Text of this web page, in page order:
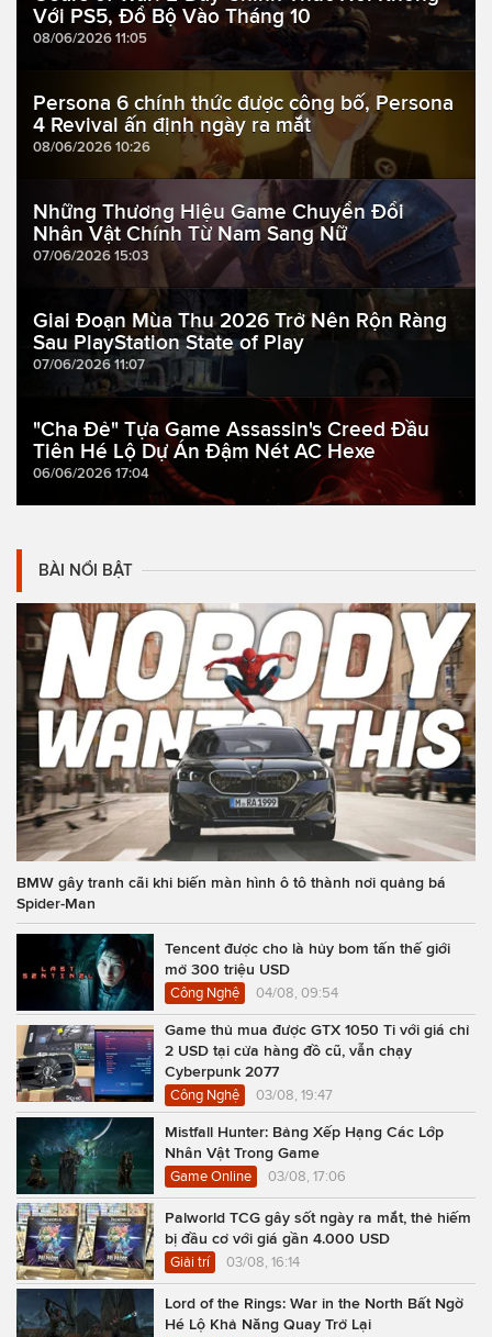
Với PS5, Đổ Bộ Vào Tháng 10
08/06/2026 11:05
Persona 6 chính thức được công bố, Persona
4 Revival ấn định ngày ra mắt
08/06/2026 10:26
Những Thương Hiệu Game Chuyển Đổi
Nhân Vật Chính Từ Nam Sang Nữ
07/06/2026 15:03
Giai Đoạn Mùa Thu 2026 Trở Nên Rộn Ràng
Sau PlayStation State of Play
07/06/2026 11:07
"Cha Đẻ" Tựa Game Assassin's Creed Đầu
Tiên Hé Lộ Dự Án Đậm Nét AC Hexe
06/06/2026 17:04
BÀI NỔI BẬT
BMW gây tranh cãi khi biến màn hình ô tô thành nơi quảng bá
Spider-Man
Tencent được cho là hủy bom tấn thế giới
mở 300 triệu USD
Công Nghệ 04/08, 09:54
Game thủ mua được GTX 1050 Ti với giá chỉ
2 USD tại cửa hàng đồ cũ, vẫn chạy
Cyberpunk 2077
Công Nghệ 03/08, 19:47
Mistfall Hunter: Bảng Xếp Hạng Các Lớp
Nhân Vật Trong Game
Game Online 03/08, 17:06
Palworld TCG gây sốt ngày ra mắt, thẻ hiếm
bị đầu cơ với giá gần 4.000 USD
Giải trí 03/08, 16:14
Lord of the Rings: War in the North Bất Ngờ
Hé Lộ Khả Năng Quay Trở Lại